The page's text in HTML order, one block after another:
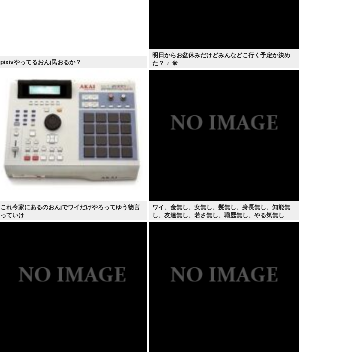
pixivやってるおんj民おるか？
明日からお盆休みだけどみんなどこ行く予定か決め
た？ ‍♂ ☀
これ今家にあるのおんjでワイだけやろってゆう物言
っていけ
ワイ、金無し、女無し、髪無し、身長無し、知能無
し、友達無し、若さ無し、職歴無し、やる気無し